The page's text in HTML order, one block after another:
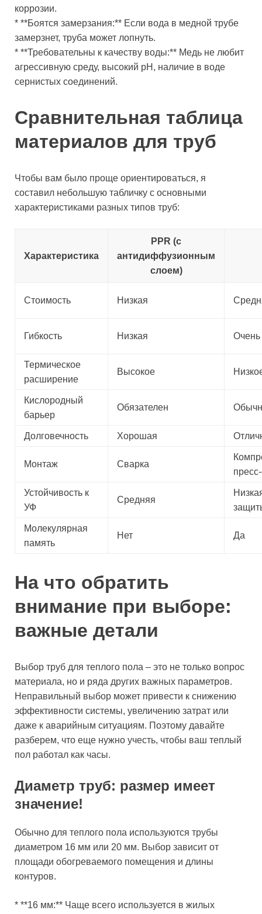
коррозии.
* **Боятся замерзания:** Если вода в медной трубе
замерзнет, труба может лопнуть.
* **Требовательны к качеству воды:** Медь не любит
агрессивную среду, высокий pH, наличие в воде
сернистых соединений.
Сравнительная таблица
материалов для труб
Чтобы вам было проще ориентироваться, я
составил небольшую табличку с основными
характеристиками разных типов труб:
Характеристика
PPR (с
антидиффузионным
слоем)
Стоимость Низкая
Гибкость Низкая Очень
Термическое
расширение
Высокое
Кислородный
барьер
Обязателен
Долговечность Хорошая
Монтаж Сварка
Устойчивость к
УФ
Средняя
Молекулярная
память
Нет Да
На что обратить
внимание при выборе:
важные детали
Выбор труб для теплого пола – это не только вопрос
материала, но и ряда других важных параметров.
Неправильный выбор может привести к снижению
эффективности системы, увеличению затрат или
даже к аварийным ситуациям. Поэтому давайте
разберем, что еще нужно учесть, чтобы ваш теплый
пол работал как часы.
Диаметр труб: размер имеет
значение!
Обычно для теплого пола используются трубы
диаметром 16 мм или 20 мм. Выбор зависит от
площади обогреваемого помещения и длины
контуров.
* **16 мм:** Чаще всего используется в жилых